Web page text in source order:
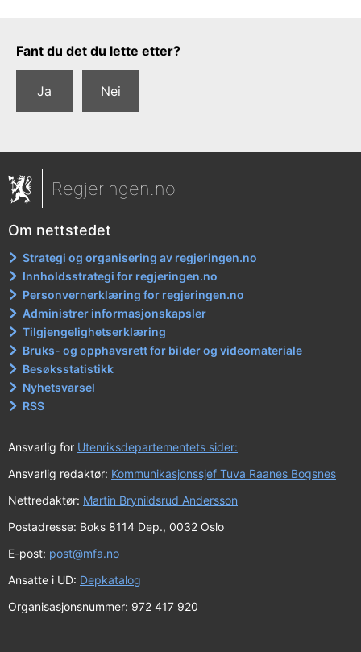
Tilbakemeldingsskjema
Fant du det du lette etter?
Ja Nei
Regjeringen.no
Om nettstedet
Strategi og organisering av regjeringen.no
Innholdsstrategi for regjeringen.no
Personvernerklæring for regjeringen.no
Administrer informasjonskapsler
Tilgjengelighetserklæring
Bruks- og opphavsrett for bilder og videomateriale
Besøksstatistikk
Nyhetsvarsel
RSS
Ansvarlig for Utenriksdepartementets sider:
Ansvarlig redaktør: Kommunikasjonssjef Tuva Raanes Bogsnes
Nettredaktør: Martin Brynildsrud Andersson
Postadresse: Boks 8114 Dep., 0032 Oslo
E-post: post@mfa.no
Ansatte i UD: Depkatalog
Organisasjonsnummer: 972 417 920